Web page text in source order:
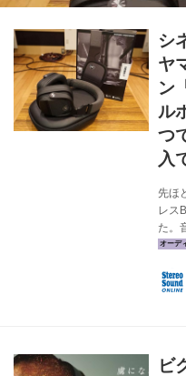
シ
ヤ
ン
ル
つ
入
先ほ
レス
た。
格￥
（市
ら
「
ビ